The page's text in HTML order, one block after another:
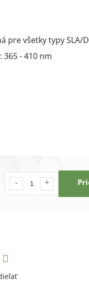
pre všetky typy SLA/
- 410 nm